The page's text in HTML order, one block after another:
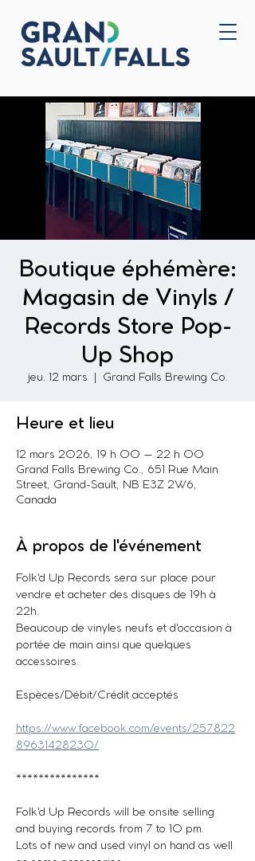
Accueil
Boutique éphémère:
Magasin de Vinyls /
Records Store Pop-
Up Shop
jeu. 12 mars Grand Falls Brewing Co.
Heure et lieu
12 mars 2026, 19 h 00 – 22 h 00
Grand Falls Brewing Co., 651 Rue Main
Street, Grand-Sault, NB E3Z 2W6,
Canada
À propos de l'événement
Folk'd Up Records sera sur place pour
vendre et acheter des disques de 19h à
22h.
Beaucoup de vinyles neufs et d'occasion à
portée de main ainsi que quelques
accessoires.
Espèces/Débit/Crédit acceptés
https://www.facebook.com/events/257822
89631428230/
***************
Folk'd Up Records will be onsite selling
and buying records from 7 to 10 pm.
Lots of new and used vinyl on hand as well